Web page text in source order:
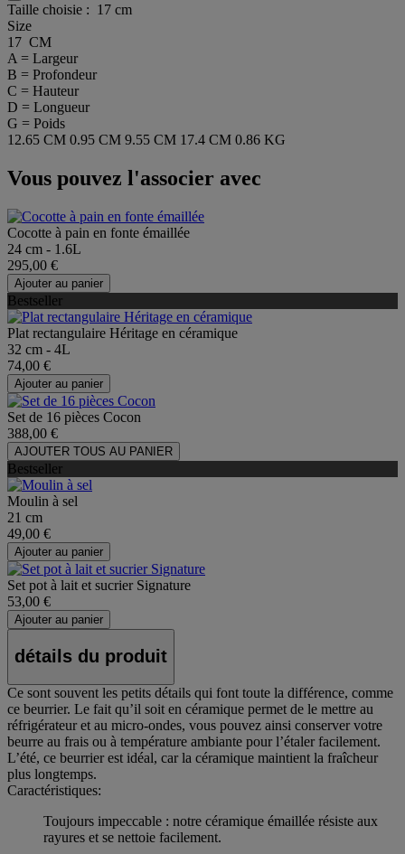
Taille choisie : 17 cm
Size
17 CM
A = Largeur
B = Profondeur
C = Hauteur
D = Longueur
G = Poids
12.65 CM 0.95 CM 9.55 CM 17.4 CM 0.86 KG
Vous pouvez l'associer avec
Cocotte à pain en fonte émaillée
24 cm - 1.6L
295,00 €
Ajouter au panier
Bestseller
Plat rectangulaire Héritage en céramique
32 cm - 4L
74,00 €
Ajouter au panier
Set de 16 pièces Cocon
388,00 €
AJOUTER TOUS AU PANIER
Bestseller
Moulin à sel
21 cm
49,00 €
Ajouter au panier
Set pot à lait et sucrier Signature
53,00 €
Ajouter au panier
détails du produit
Ce sont souvent les petits détails qui font toute la différence, comme
ce beurrier. Le fait qu’il soit en céramique permet de le mettre au
réfrigérateur et au micro-ondes, vous pouvez ainsi conserver votre
beurre au frais ou à température ambiante pour l’étaler facilement.
L’été, ce beurrier est idéal, car la céramique maintient la fraîcheur
plus longtemps.
Caractéristiques:
Toujours impeccable : notre céramique émaillée résiste aux
rayures et se nettoie facilement.